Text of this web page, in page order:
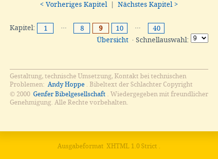
< Vorheriges Kapitel Nächstes Kapitel >
Kapitel: 1 ··· 8 9 10 ···
40
Übersicht · Schnellauswahl:
Gestaltung, technische Umsetzung, Kontakt bei technischen
Problemen: Andy Hoppe . Bibeltext der Schlachter Copyright
© 2000 Genfer Bibelgesellschaft . Wiedergegeben mit freundlicher
Genehmigung. Alle Rechte vorbehalten.
Ausgabeformat XHTML 1.0 Strict .